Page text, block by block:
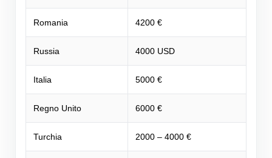
Romania 4200 €
Russia 4000 USD
Italia 5000 €
Regno Unito 6000 €
Turchia 2000 – 4000 €